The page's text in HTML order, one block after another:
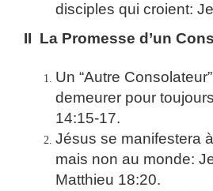
disciples qui croient:
II La Promesse d’un
Un “Autre
demeurer pour
14:15-17.
Jésus se manifestera
mais non au monde:
Matthieu 18:20.